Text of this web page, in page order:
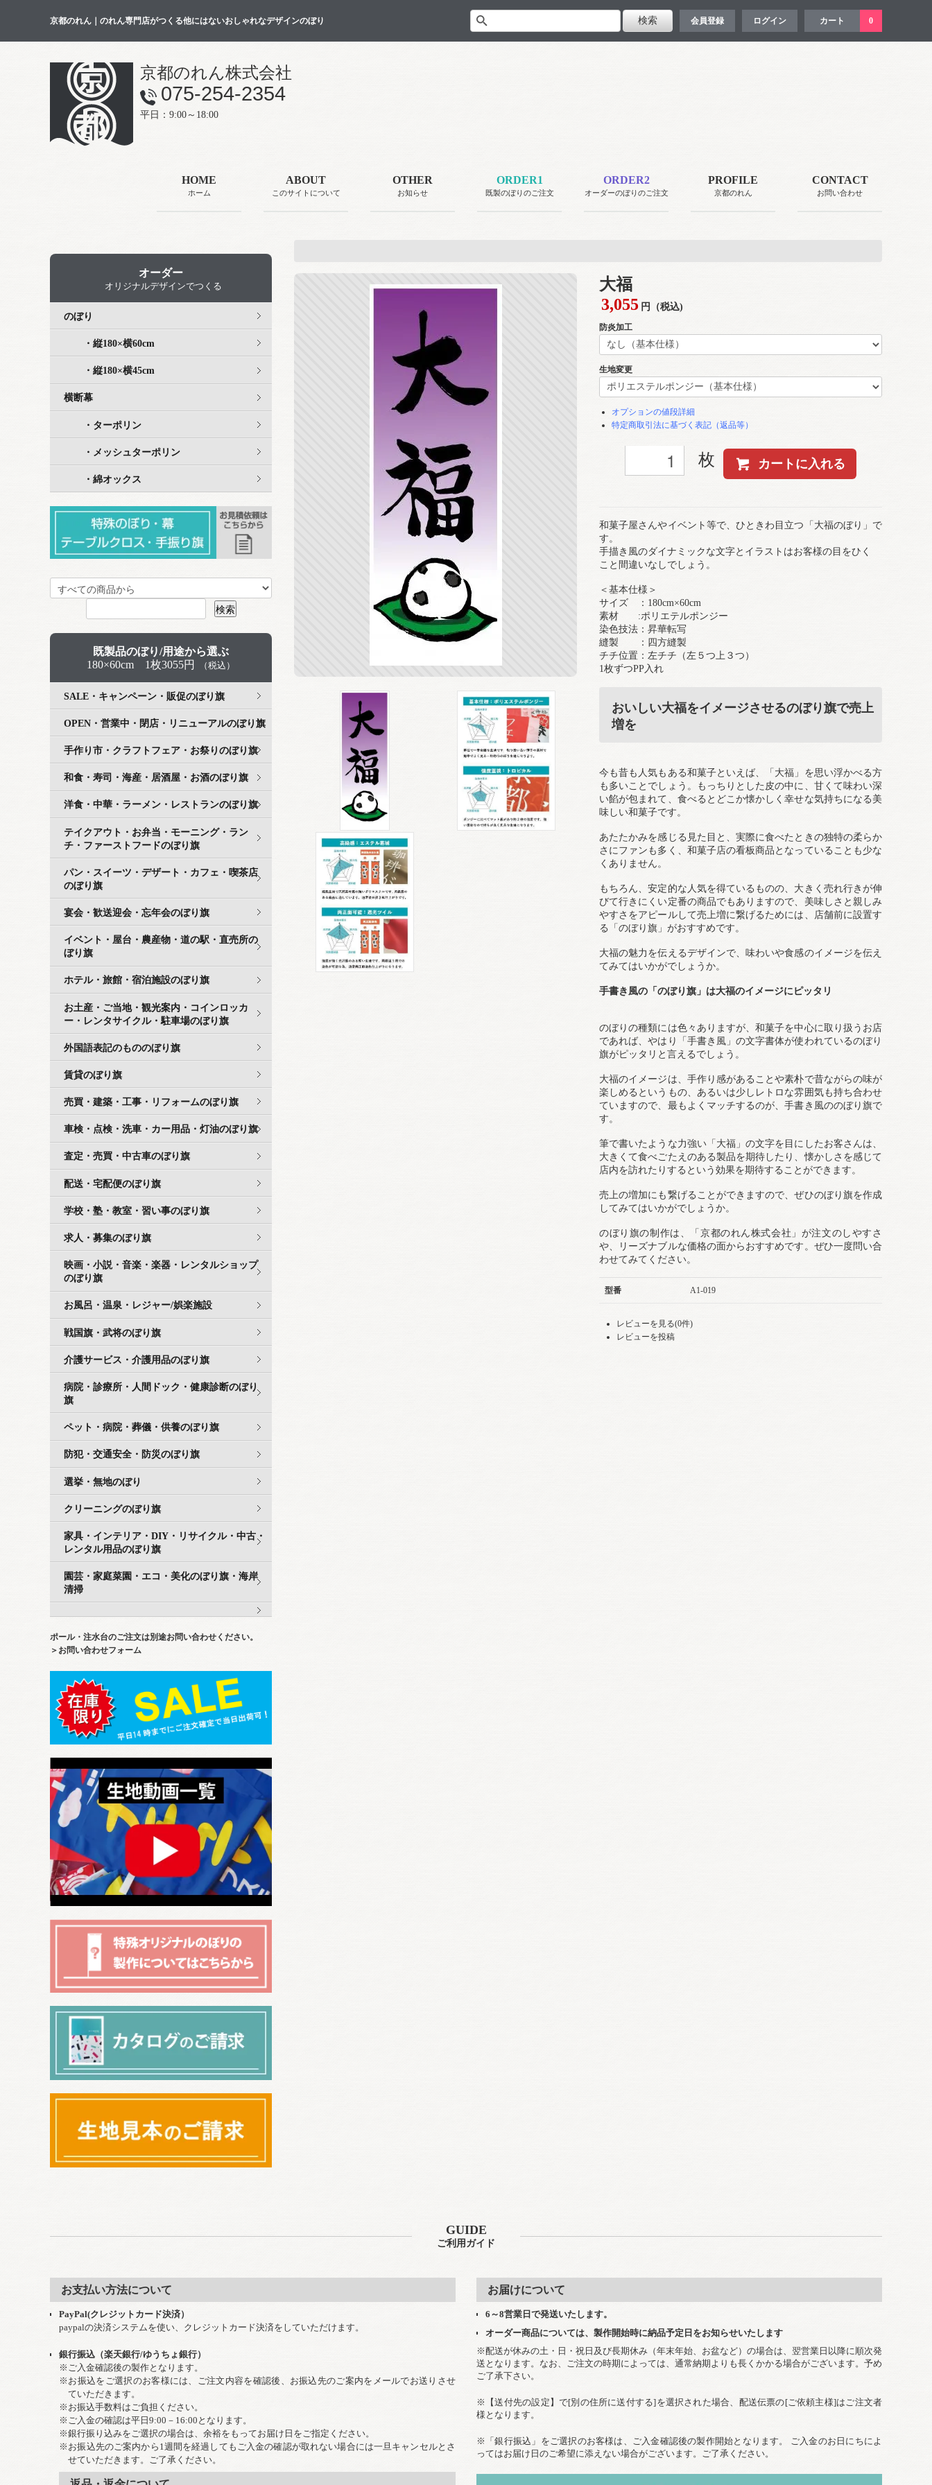
京都のれん｜のれん専門店がつくる他にはないおしゃれなデザインのぼり 会員登録 ログイン カート 0
京都のれん株式会社
075-254-2354
平日：9:00～18:00
HOME
ホーム
ABOUT
このサイトについて
OTHER
お知らせ
ORDER1
既製のぼりのご注文
ORDER2
オーダーのぼりのご注文
PROFILE
京都のれん
CONTACT
お問い合わせ
大福
3,055 円（税込)
防炎加工
生地変更
オプションの値段詳細
特定商取引法に基づく表記（返品等）
枚 カートに入れる
和菓子屋さんやイベント等で、ひときわ目立つ「大福のぼり」で
す。
手描き風のダイナミックな文字とイラストはお客様の目をひく
こと間違いなしでしょう。
＜基本仕様＞
サイズ ：180cm×60cm
素材 :ポリエテルポンジー
染色技法：昇華転写
縫製 ：四方縫製
チチ位置：左チチ（左５つ上３つ）
1枚ずつPP入れ
おいしい大福をイメージさせるのぼり旗で売上
増を
今も昔も人気もある和菓子といえば、「大福」を思い浮かべる方
も多いことでしょう。もっちりとした皮の中に、甘くて味わい深
い餡が包まれて、食べるとどこか懐かしく幸せな気持ちになる美
味しい和菓子です。
あたたかみを感じる見た目と、実際に食べたときの独特の柔らか
さにファンも多く、和菓子店の看板商品となっていることも少な
くありません。
もちろん、安定的な人気を得ているものの、大きく売れ行きが伸
びて行きにくい定番の商品でもありますので、美味しさと親しみ
やすさをアピールして売上増に繋げるためには、店舗前に設置す
る「のぼり旗」がおすすめです。
大福の魅力を伝えるデザインで、味わいや食感のイメージを伝え
てみてはいかがでしょうか。
手書き風の「のぼり旗」は大福のイメージにピッタリ
のぼりの種類には色々ありますが、和菓子を中心に取り扱うお店
であれば、やはり「手書き風」の文字書体が使われているのぼり
旗がピッタリと言えるでしょう。
大福のイメージは、手作り感があることや素朴で昔ながらの味が
楽しめるというもの、あるいは少しレトロな雰囲気も持ち合わせ
ていますので、最もよくマッチするのが、手書き風ののぼり旗で
す。
筆で書いたような力強い「大福」の文字を目にしたお客さんは、
大きくて食べごたえのある製品を期待したり、懐かしさを感じて
店内を訪れたりするという効果を期待することができます。
売上の増加にも繋げることができますので、ぜひのぼり旗を作成
してみてはいかがでしょうか。
のぼり旗の制作は、「京都のれん株式会社」が注文のしやすさ
や、リーズナブルな価格の面からおすすめです。ぜひ一度問い合
わせてみてください。
型番 A1-019
レビューを見る(0件)
レビューを投稿
オーダー
オリジナルデザインでつくる
のぼり
・縦180×横60cm
・縦180×横45cm
横断幕
・ターポリン
・メッシュターポリン
・綿オックス
既製品のぼり/用途から選ぶ
180×60cm 1枚3055円
（税込）
SALE・キャンペーン・販促のぼり旗
OPEN・営業中・閉店・リニューアルのぼり旗
手作り市・クラフトフェア・お祭りのぼり旗
和食・寿司・海産・居酒屋・お酒のぼり旗
洋食・中華・ラーメン・レストランのぼり旗
テイクアウト・お弁当・モーニング・ラン
チ・ファーストフードのぼり旗
パン・スイーツ・デザート・カフェ・喫茶店
のぼり旗
宴会・歓送迎会・忘年会のぼり旗
イベント・屋台・農産物・道の駅・直売所の
ぼり旗
ホテル・旅館・宿泊施設のぼり旗
お土産・ご当地・観光案内・コインロッカ
ー・レンタサイクル・駐車場のぼり旗
外国語表記のもののぼり旗
賃貸のぼり旗
売買・建築・工事・リフォームのぼり旗
車検・点検・洗車・カー用品・灯油のぼり旗
査定・売買・中古車のぼり旗
配送・宅配便のぼり旗
学校・塾・教室・習い事のぼり旗
求人・募集のぼり旗
映画・小説・音楽・楽器・レンタルショップ
のぼり旗
お風呂・温泉・レジャー/娯楽施設
戦国旗・武将のぼり旗
介護サービス・介護用品のぼり旗
病院・診療所・人間ドック・健康診断のぼり
旗
ペット・病院・葬儀・供養のぼり旗
防犯・交通安全・防災のぼり旗
選挙・無地のぼり
クリーニングのぼり旗
家具・インテリア・DIY・リサイクル・中古・
レンタル用品のぼり旗
園芸・家庭菜園・エコ・美化のぼり旗・海岸
清掃
ポール・注水台のご注文は別途お問い合わせください。
＞お問い合わせフォーム
GUIDE
ご利用ガイド
お支払い方法について
PayPal(クレジットカード決済）
paypalの決済システムを使い、クレジットカード決済をしていただけます。
銀行振込（楽天銀行/ゆうちょ銀行）
※ご入金確認後の製作となります。
※お振込をご選択のお客様には、ご注文内容を確認後、お振込先のご案内をメールでお送りさせ
ていただきます。
※お振込手数料はご負担ください。
※ご入金の確認は平日9:00－16:00となります。
※銀行振り込みをご選択の場合は、余裕をもってお届け日をご指定ください。
※お振込先のご案内から1週間を経過してもご入金の確認が取れない場合には一旦キャンセルとさ
せていただきます。ご了承ください。
お届けについて
6～8営業日で発送いたします。
オーダー商品については、製作開始時に納品予定日をお知らせいたします
※配送が休みの土・日・祝日及び長期休み（年末年始、お盆など）の場合は、翌営業日以降に順次発
送となります。なお、ご注文の時期によっては、通常納期よりも長くかかる場合がございます。予め
ご了承下さい。
※【送付先の設定】で[別の住所に送付する]を選択された場合、配送伝票の[ご依頼主様]はご注文者
様となります。
※「銀行振込」をご選択のお客様は、ご入金確認後の製作開始となります。 ご入金のお日にちによ
ってはお届け日のご希望に添えない場合がございます。ご了承ください。